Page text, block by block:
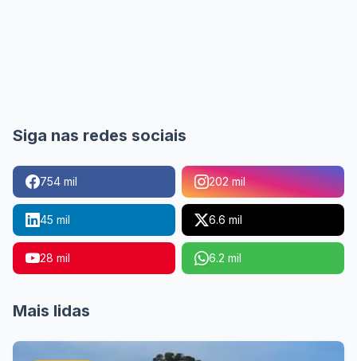
Siga nas redes sociais
754 mil 202 mil
45 mil 6.6 mil
28 mil 6.2 mil
Mais lidas